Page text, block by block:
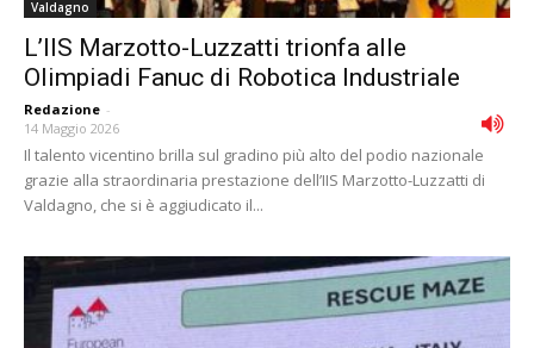
Valdagno
L’IIS Marzotto-Luzzatti trionfa alle
Olimpiadi Fanuc di Robotica Industriale
Redazione -
14 Maggio 2026
Il talento vicentino brilla sul gradino più alto del podio nazionale
grazie alla straordinaria prestazione dell’IIS Marzotto-Luzzatti di
Valdagno, che si è aggiudicato il...